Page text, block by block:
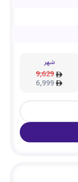
شهر
9,629
6,999